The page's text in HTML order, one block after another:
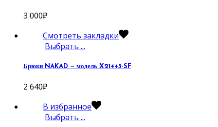
3 000₽
Смотреть закладки
Выбрать ...
Брюки NAKAD — модель X21443-SF
2 640₽
В избранное
Выбрать ...